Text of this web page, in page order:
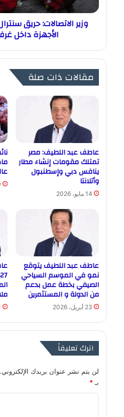
وزير الاتصالات: حريق
الأجهزة داخل
مقالات ذات صلة
عاطف عبد اللطيف: مصر
تمتلك مقومات إنشاء مطار
ينافس دبي وإسطنبول
وأتلانتا
14 مايو، 2026
عاطف عبد اللطيف يتوقع
نمو في الموسم السياحي
الصيفي بخطة عمل بدعم
من الدولة و المستثمرين
23 أبريل، 2026
اترك تعليقاً
لن يتم نشر عنوان بريدك الإلكتروني.
بـ *